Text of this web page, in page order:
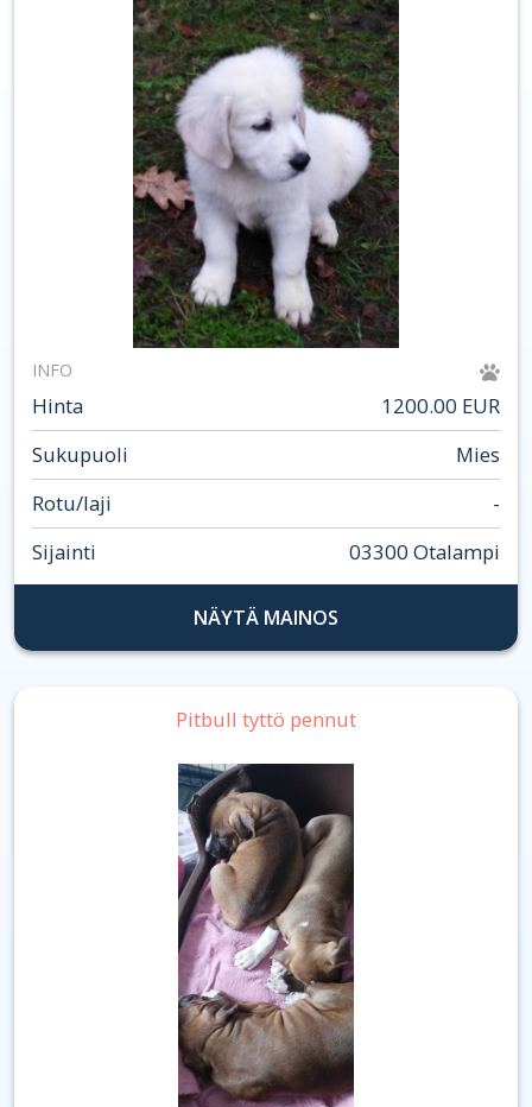
INFO
Hinta
1200.00 EUR
Sukupuoli
Mies
Rotu/laji
-
Sijainti
03300 Otalampi
NÄYTÄ MAINOS
Pitbull tyttö pennut